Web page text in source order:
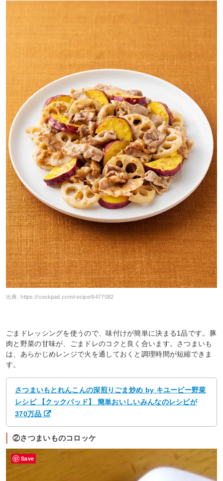
出典:https://cookpad.com/recipe/6477082
ごまドレッシングを使うので、味付けが簡単に決まる1品です。豚
肉と野菜の甘味が、ごまドレのコクと良く合います。さつまいも
は、あらかじめレンジで火を通しておくと調理時間が短縮できま
す。
さつまいもとれんこんの深煎りごま炒め by キユーピー野菜
レシピ 【クックパッド】 簡単おいしいみんなのレシピが
370万品
②さつまいものコロッケ
Save